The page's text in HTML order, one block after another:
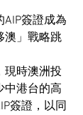
簽證成為
澳」戰略跳
現時澳洲投
中港台的高
簽證，以同